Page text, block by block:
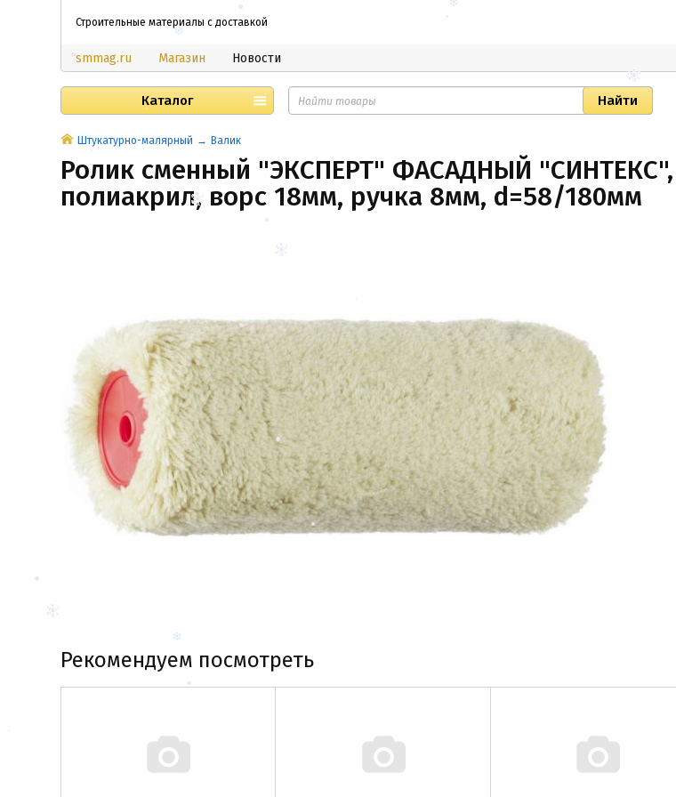
Строительные материалы с доставкой
smmag.ru Магазин Новости
Каталог
Штукатурно-малярный Валик
Ролик сменный "ЭКСПЕРТ" ФАСАДНЫЙ "СИНТЕКС",
полиакрил, ворс 18мм, ручка 8мм, d=58/180мм
Рекомендуем посмотреть